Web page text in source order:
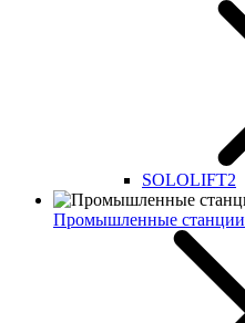
SOLOLIFT2
Промышленные станции